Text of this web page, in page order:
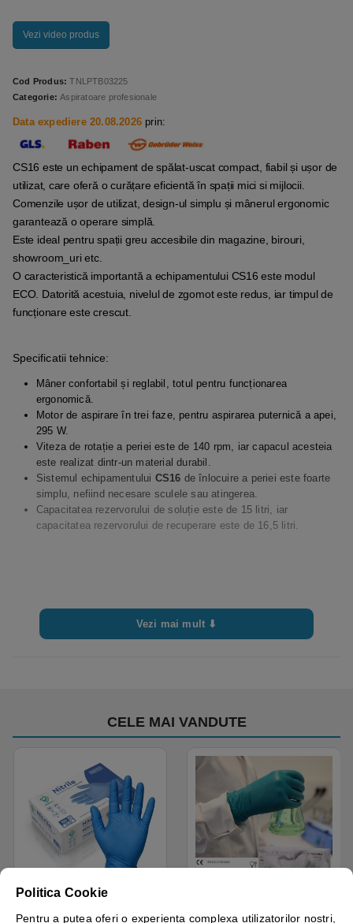
Vezi video produs
Cod Produs:TNLPTB03225
Categorie:Aspiratoare profesionale
Data expediere 20.08.2026 prin:
CS16 este un echipament de spălat-uscat compact, fiabil și ușor de
utilizat, care oferă o curățare eficientă în spații mici si mijlocii.
Comenzile ușor de utilizat, design-ul simplu și mânerul ergonomic
garantează o operare simplă.
Este ideal pentru spații greu accesibile din magazine, birouri,
showroom_uri etc.
O caracteristică importantă a echipamentului CS16 este modul
ECO. Datorită acestuia, nivelul de zgomot este redus, iar timpul de
funcționare este crescut.
Specificatii tehnice:
Mâner confortabil și reglabil, totul pentru funcționarea
ergonomică.
Motor de aspirare în trei faze, pentru aspirarea puternică a apei,
295 W.
Viteza de rotație a periei este de 140 rpm, iar capacul acesteia
este realizat dintr-un material durabil.
Sistemul echipamentului CS16 de înlocuire a periei este foarte
simplu, nefiind necesare sculele sau atingerea.
Capacitatea rezervorului de soluție este de 15 litri, iar
capacitatea rezervorului de recuperare este de 16,5 litri.
Vezi mai mult ⬇
CELE MAI VANDUTE
albastre, de unica
Tegera 84510, verzi,
Politica Cookie
Pentru a putea oferi o experienta complexa utilizatorilor nostri,